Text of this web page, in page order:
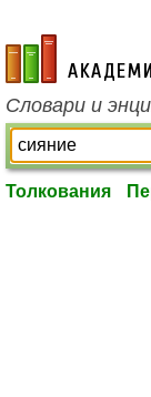
academic.ru
Словари и
Толкования